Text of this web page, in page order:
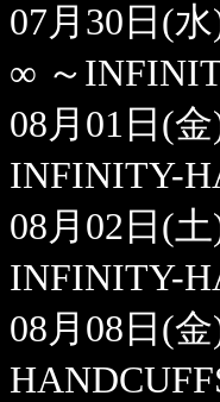
07月30日(
∞ ～
08月01日(
INFINITY-
08月02日(
INFINITY-
08月08日(